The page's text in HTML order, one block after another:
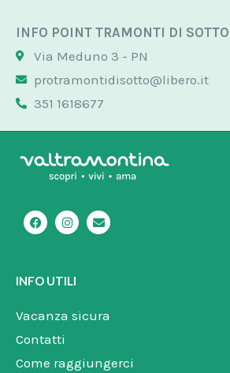
INFO POINT TRAMONTI DI SOTTO
Via Meduno 3 - PN
protramontidisotto@libero.it
351 1618677
F
a
c
o
o
I
n
s
g
r
E
n
v
INFO UTILI
Vacanza sicura
Contatti
Come raggiungerci